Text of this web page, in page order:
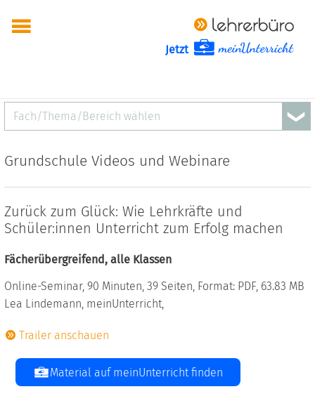
Jetzt
Fach/Thema/Bereich wählen
Grundschule Videos und Webinare
Zurück zum Glück: Wie Lehrkräfte und
Schüler:innen Unterricht zum Erfolg machen
Fächerübergreifend, alle Klassen
Online-Seminar, 90 Minuten, 39 Seiten, Format: PDF, 63.83 MB
Lea Lindemann, meinUnterricht,
Trailer anschauen
Material auf meinUnterricht finden